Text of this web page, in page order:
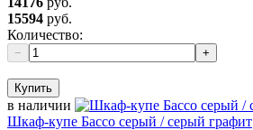
15594 руб.
Количество:
− +
Купить
в наличии
Шкаф-купе Бассо серый / серый графит